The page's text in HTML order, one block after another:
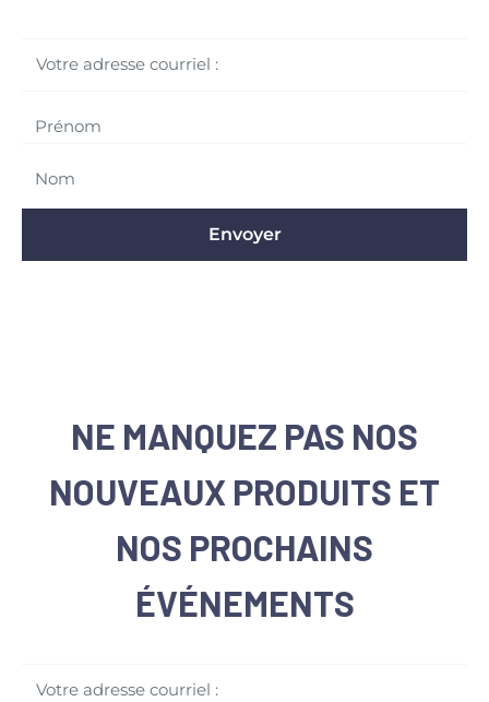
Votre adresse courriel :
Envoyer
NE MANQUEZ PAS NOS
NOUVEAUX PRODUITS ET
NOS PROCHAINS
ÉVÉNEMENTS
Votre adresse courriel :